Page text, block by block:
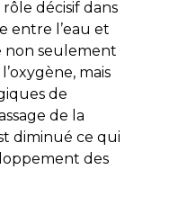
décisif dans
entre l’eau et
non seulement
mais
de
de la
diminué ce qui
des